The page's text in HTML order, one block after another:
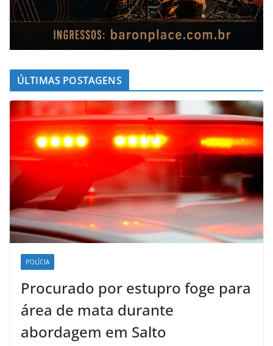
ÚLTIMAS POSTAGENS
POLÍCIA
Procurado por estupro foge para
área de mata durante
abordagem em Salto